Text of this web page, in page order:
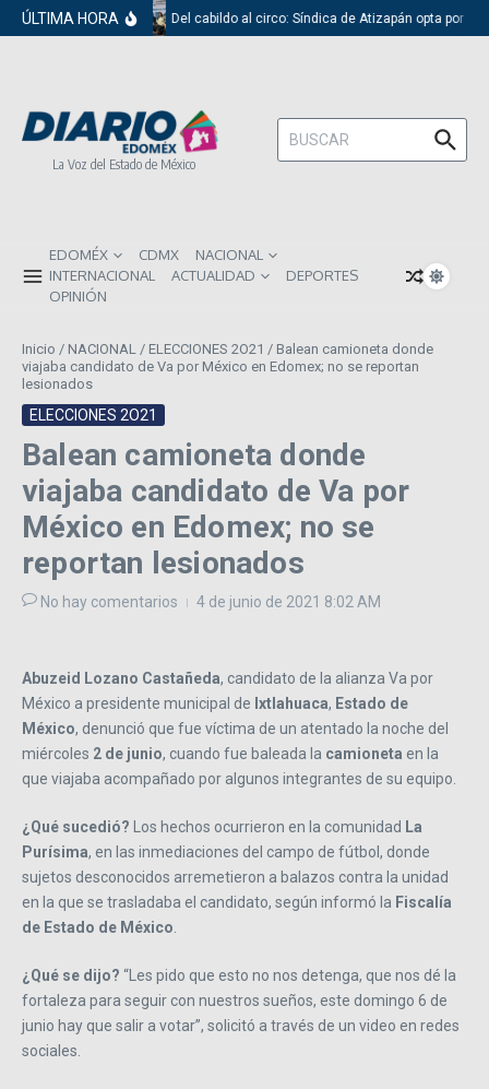
Saltar al contenido
ÚLTIMA HORA Del cabildo al circo: Síndica de Atizapán opta por el
La Voz del Estado de México
Buscar:
EDOMÉX CDMX
NACIONAL
INTERNACIONAL
ACTUALIDAD
DEPORTES
OPINIÓN
Inicio / NACIONAL / ELECCIONES 2O21 / Balean camioneta donde
viajaba candidato de Va por México en Edomex; no se reportan
lesionados
ELECCIONES 2O21
Balean camioneta donde
viajaba candidato de Va por
México en Edomex; no se
reportan lesionados
No hay comentarios 4 de junio de 2021 8:02 AM
Abuzeid Lozano Castañeda, candidato de la alianza Va por
México a presidente municipal de Ixtlahuaca, Estado de
México, denunció que fue víctima de un atentado la noche del
miércoles 2 de junio, cuando fue baleada la camioneta en la
que viajaba acompañado por algunos integrantes de su equipo.
¿Qué sucedió? Los hechos ocurrieron en la comunidad La
Purísima, en las inmediaciones del campo de fútbol, donde
sujetos desconocidos arremetieron a balazos contra la unidad
en la que se trasladaba el candidato, según informó la Fiscalía
de Estado de México.
¿Qué se dijo? “Les pido que esto no nos detenga, que nos dé la
fortaleza para seguir con nuestros sueños, este domingo 6 de
junio hay que salir a votar”, solicitó a través de un video en redes
sociales.